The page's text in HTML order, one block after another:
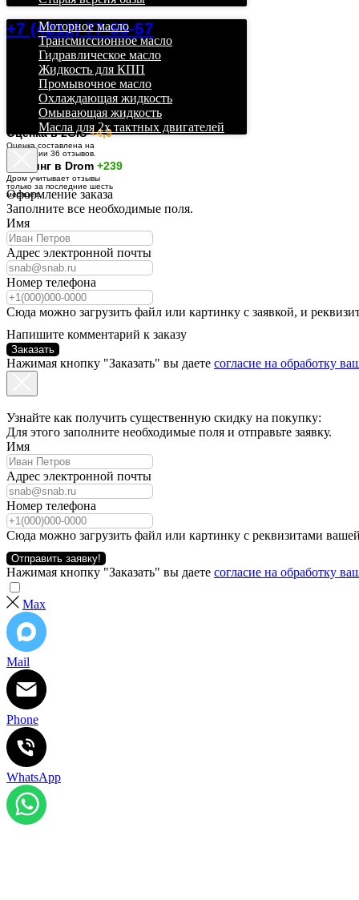
+7 (4212) 77-55-57
Оценка в 2GIS+4,9
Оценка составлена на
основании 36 отзывов.
Рейтинг в Drom +239
Дром учитывает отзывы
только за последние шесть
месяцев.
Моторное масло
Трансмиссионное масло
Гидравлическое масло
Жидкость для КПП
Промывочное масло
Охлаждающая жидкость
Омывающая жидкость
Масла для 2х тактных двигателей
Оформление заказа
Заполните все необходимые поля.
Имя
Адрес электронной почты
Номер телефона
Сюда можно загрузить файл или картинку с заявкой, и
Напишите комментарий к заказу
Заказать
Нажимая кнопку "Заказать" вы даете согласие на обработку
Узнайте как получить существенную скидку на покупку:
Для этого заполните необходимые поля и отправьте заявку.
Имя
Адрес электронной почты
Номер телефона
Сюда можно загрузить файл или картинку с реквизитами
Отправить заявку!
Нажимая кнопку "Заказать" вы даете согласие на обработку
Max
Mail
Phone
WhatsApp